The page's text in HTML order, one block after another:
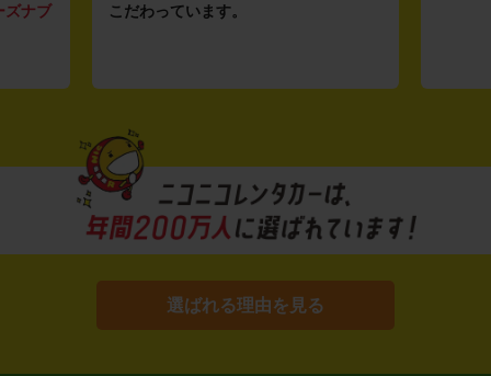
ズナブ
こだわっています。
選ばれる理由を見る